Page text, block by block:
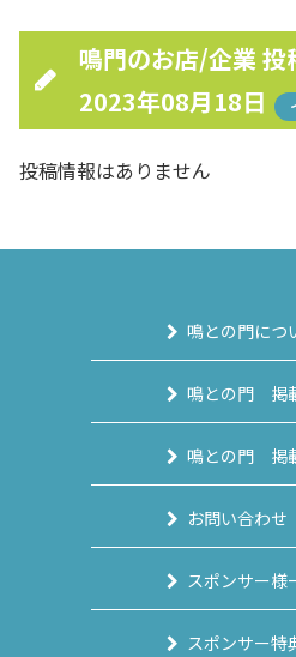
鳴門のお店/企業
2023年08月18日
投稿情報はありません
鳴との門につ
鳴との門 掲
鳴との門 掲
お問い合わせ
スポンサー様
スポンサー特